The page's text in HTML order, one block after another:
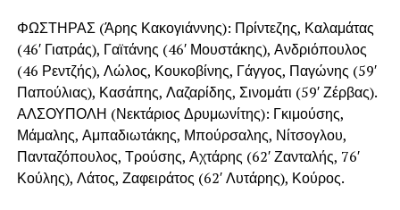
ΦΩΣΤΗΡΑΣ (Άρης Κακογιάννης): Πρίντεζης, Καλαμάτας
(46′ Γιατράς), Γαϊτάνης (46′ Μουστάκης), Ανδριόπουλος
(46 Ρεντζής), Λώλος, Κουκοβίνης, Γάγγος, Παγώνης (59′
Παπούλιας), Κασάπης, Λαζαρίδης, Σινομάτι (59′ Ζέρβας).
ΑΛΣΟΥΠΟΛΗ (Νεκτάριος Δρυμωνίτης): Γκιμούσης,
Μάμαλης, Αμπαδιωτάκης, Μπούρσαλης, Νίτσογλου,
Πανταζόπουλος, Τρούσης, Αχτάρης (62′ Ζανταλής, 76′
Κούλης), Λάτος, Ζαφειράτος (62′ Λυτάρης), Κούρος.